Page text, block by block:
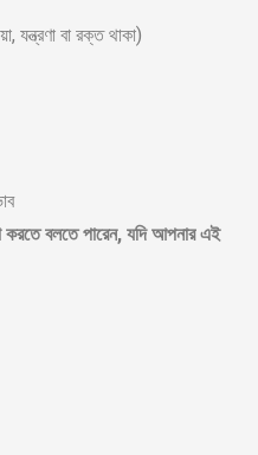
যন্ত্রণা বা রক্ত থাকা)
করতে বলতে পারেন, যদি আপনার এই